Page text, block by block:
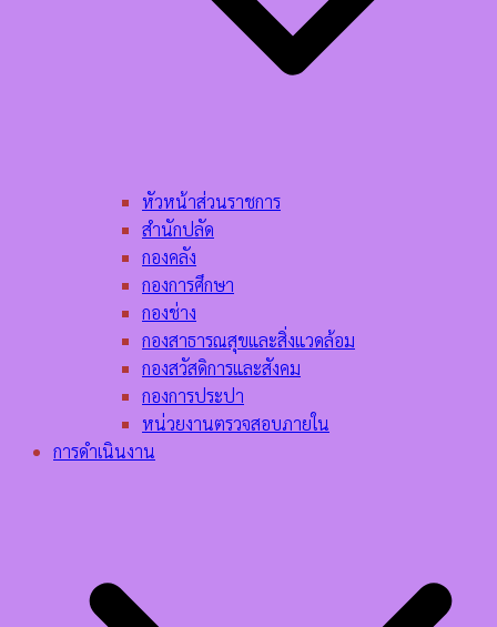
หัวหน้าส่วนราชการ
สำนักปลัด
กองคลัง
กองการศึกษา
กองช่าง
กองสาธารณสุขและสิ่งแวดล้อม
กองสวัสดิการและสังคม
กองการประปา
หน่วยงานตรวจสอบภายใน
การดำเนินงาน